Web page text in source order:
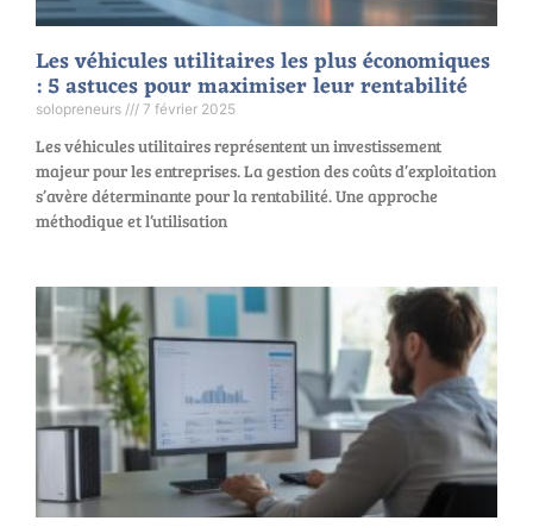
Les véhicules utilitaires les plus économiques
: 5 astuces pour maximiser leur rentabilité
solopreneurs 7 février 2025
Les véhicules utilitaires représentent un investissement
majeur pour les entreprises. La gestion des coûts d’exploitation
s’avère déterminante pour la rentabilité. Une approche
méthodique et l’utilisation